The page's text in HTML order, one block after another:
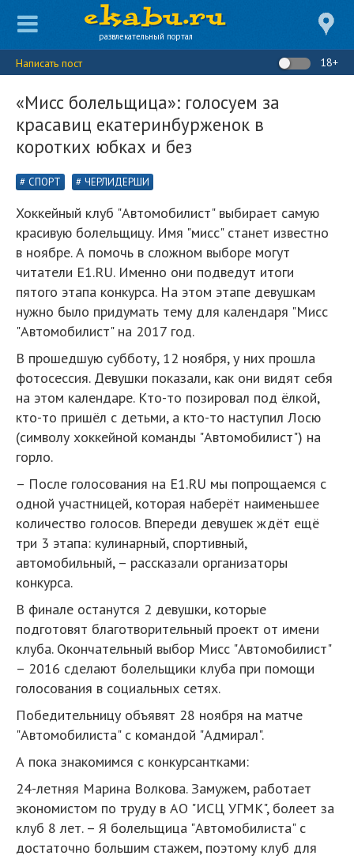
развлекательный портал
Написать пост 18+
«Мисс болельщица»: голосуем за
красавиц екатеринбурженок в
коротких юбках и без
СПОРТ ЧЕРЛИДЕРШИ
Хоккейный клуб "Автомобилист" выбирает самую
красивую болельщицу. Имя "мисс" станет известно
в ноябре. А помочь в сложном выборе могут
читатели Е1.RU. Именно они подведут итоги
пятого этапа конкурса. На этом этапе девушкам
нужно было придумать тему для календаря "Мисс
"Автомобилист" на 2017 год.
В прошедшую субботу, 12 ноября, у них прошла
фотосессия. Девушки показали, как они видят себя
на этом календаре. Кто-то позировал под ёлкой,
кто-то пришёл с детьми, а кто-то наступил Лосю
(символу хоккейной команды "Автомобилист") на
горло.
– После голосования на Е1.RU мы попрощаемся с
одной участницей, которая наберёт наименьшее
количество голосов. Впереди девушек ждёт ещё
три 3 этапа: кулинарный, спортивный,
автомобильный, – рассказали организаторы
конкурса.
В финале останутся 2 девушки, которые
подготовят благотворительный проект от имени
клуба. Окончательный выбор Мисс "Автомобилист"
– 2016 сделают болельщики клуба при помощи
голосования в социальных сетях.
Победительницу объявят 28 ноября на матче
"Автомобилиста" с командой "Адмирал".
А пока знакомимся с конкурсантками:
24-летняя Марина Волкова. Замужем, работает
экономистом по труду в АО "ИСЦ УГМК", болеет за
клуб 8 лет. – Я болельщица "Автомобилиста" с
достаточно большим стажем, поэтому клуб для